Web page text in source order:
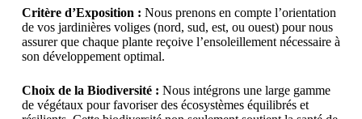
Critère d’Exposition : Nous prenons en compte l’orientation
de vos jardinières voliges (nord, sud, est, ou ouest) pour nous
assurer que chaque plante reçoive l’ensoleillement nécessaire à
son développement optimal.
Choix de la Biodiversité : Nous intégrons une large gamme
de végétaux pour favoriser des écosystèmes équilibrés et